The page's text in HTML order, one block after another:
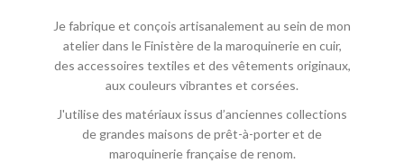
Je fabrique et conçois artisanalement au sein de mon
atelier dans le Finistère de la maroquinerie en cuir,
des accessoires textiles et des vêtements originaux,
aux couleurs vibrantes et corsées.
J'utilise des matériaux issus d’anciennes collections
de grandes maisons de prêt-à-porter et de
maroquinerie française de renom.